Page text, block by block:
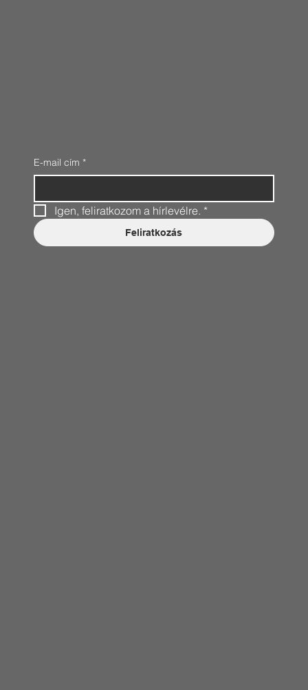
E-mail cím *
Igen, feliratkozom a hírlevélre. *
Feliratkozás